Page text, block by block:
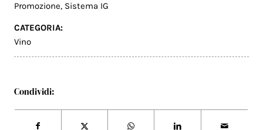
Promozione, Sistema IG
CATEGORIA:
Vino
Condividi: